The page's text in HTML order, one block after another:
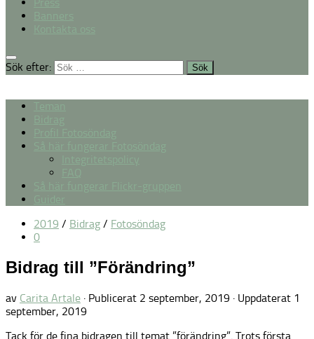
Banners
Kontakta oss
Sök efter:
Teman
Bidrag
Profil Fotosöndag
Så här fungerar Fotosöndag
Integritetspolicy
FAQ
Så här fungerar Flickr-gruppen
Guider
2019 / Bidrag / Fotosöndag
0
Bidrag till ”Förändring”
av Carita Artale · Publicerat 2 september, 2019 · Uppdaterat 1
september, 2019
Tack för de fina bidragen till temat ”förändring”. Trots första